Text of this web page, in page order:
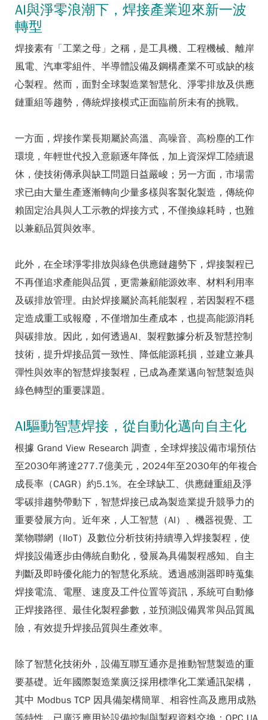
AI與淨零浪潮下，焊接產業迎來新一波
轉型
焊接素有「工業之母」之稱，是工具機、工程機械、離岸
風電、汽車零組件、半導體設備及鋼構產業不可或缺的核
心製程。然而，面對全球製造業智慧化、淨零排放及供應
鏈重組等趨勢，傳統焊接模式正面臨前所未有的挑戰。
一方面，焊接作業長期屬於高溫、高噪音、高粉塵的工作
環境，年輕世代投入意願逐年降低，加上資深焊工陸續退
休，使技術傳承與缺工問題日益嚴峻；另一方面，市場需
求已由大量生產逐漸轉向少量多樣與客製化製造，傳統仰
賴固定治具與人工示教的焊接方式，不僅換線耗時，也難
以兼顧品質與效率。
此外，在全球淨零排放與綠色供應鏈趨勢下，焊接製程已
不再僅追求產能與品質，更需兼顧能源效率、材料利用率
及碳排放管理。由於焊接屬於高耗能製程，若因製程不穩
定造成重工或報廢，不僅增加生產成本，也提高能源消耗
與碳排放。因此，如何透過AI、製程數據分析及智慧控制
技術，提升焊接品質一致性、降低能源耗損，並建立兼具
彈性與效率的智慧焊接製程，已成為產業邁向智慧製造與
綠色轉型的重要課題。
AI驅動智慧焊接，從自動化邁向自主化
根據 Grand View Research 調查，全球焊接設備市場預估
至2030年將達277.7億美元，2024年至2030年的年複合
成長率（CAGR）約5.1%。在全球缺工、供應鏈重組及淨
零碳排趨勢帶動下，智慧焊接已成為製造業提升競爭力的
重要發展方向。近年來，人工智慧（AI）、機器視覺、工
業物聯網（IIoT）及數位分析技術持續導入焊接製程，使
焊接設備逐步由傳統自動化，發展為具備製程感知、自主
判斷及即時優化能力的智慧化系統。透過感測器即時蒐集
焊接電流、電壓、速度及工件位置等資訊，系統可自動修
正焊接路徑、最佳化製程參數，並預測設備異常與品質風
險，有效提升焊接品質與生產效率。
除了智慧化技術外，設備互聯互通亦是推動智慧製造的重
要基礎。近年國際製造業廣泛採用標準化工業通訊架構，
其中 Modbus TCP 因具備架構簡單、相容性高及應用成熟